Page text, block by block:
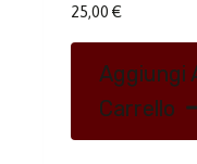
25,00 €
Aggiungi
Carrello